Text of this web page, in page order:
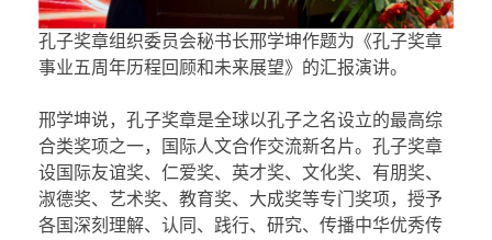
孔子奖章组织委员会秘书长邢学坤作题为《孔子奖章
事业五周年历程回顾和未来展望》的汇报演讲。
邢学坤说，孔子奖章是全球以孔子之名设立的最高综
合类奖项之一，国际人文合作交流新名片。孔子奖章
设国际友谊奖、仁爱奖、英才奖、文化奖、有朋奖、
淑德奖、艺术奖、教育奖、大成奖等专门奖项，授予
各国深刻理解、认同、践行、研究、传播中华优秀传